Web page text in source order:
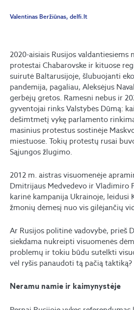
Valentinas Beržiūnas, delfi.lt
2020-aisiais Rusijos valdantiesiems
protestai Chabarovske ir kituose
suirutė Baltarusijoje, šlubuojanti
pandemija, pagaliau, Aleksėjus
gerbėjų gretos. Ramesni nebus ir
gyventojai rinks Valstybės Dūmą:
dešimtmetį vykę parlamento
masinius protestus sostinėje
miestuose. Tokių protestų rusai
Sąjungos žlugimo.
2012 m. aistras visuomenėje
Dmitrijaus Medvedevo ir Vladimiro
karinė kampanija Ukrainoje, leidusi
žmonių dėmesį nuo vis gilėjančių
Ar Rusijos politinė vadovybė, prieš
siekdama nukreipti visuomenės
problemų ir tokiu būdu sutelkti
vėl ryšis panaudoti tą pačią taktiką?
Neramu namie ir kaimynystėje